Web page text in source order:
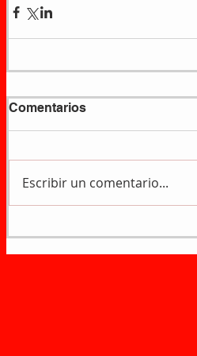
Comentarios
Escribir un comentario...